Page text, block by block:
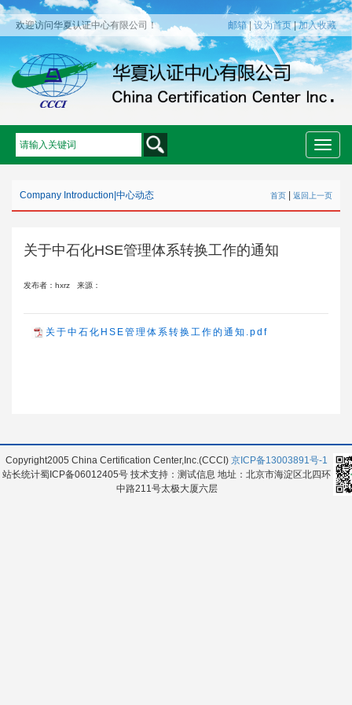
欢迎访问华夏认证中心有限公司！ 邮箱 |设为首页 |加入收藏
Toggle
Company Introduction 中心动态 首页 返回上一页
关于中石化HSE管理体系转换工作的通知
发布者：hxrz 来源：
关于中石化HSE管理体系转换工作的通知.pdf
Copyright2005 China Certification Center,Inc.(CCCI)京ICP备13003891号-1
站长统计蜀ICP备06012405号 技术支持：测试信息 地址：北京市海淀区北四环
中路211号太极大厦六层